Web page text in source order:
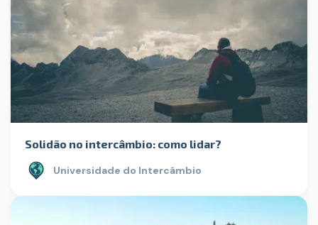
Solidão no intercâmbio: como lidar?
Universidade do Intercâmbio